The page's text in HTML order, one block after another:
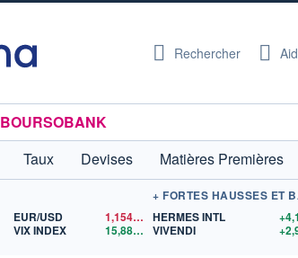
Rechercher
BOURSOBANK
Taux Devises Matières Premières
$US
EUR/USD 1,1544$US
VIX INDEX
15,88
$US
+ FORTES HAUSSES ET
HERMES INTL
VIVENDI